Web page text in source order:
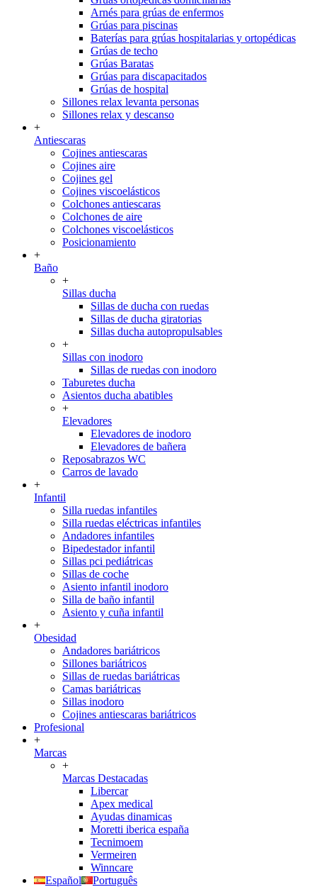
Arnés para grúas de enfermos
Grúas para piscinas
Baterías para grúas hospitalarias y ortopédicas
Grúas de techo
Grúas Baratas
Grúas para discapacitados
Grúas de hospital
Sillones relax levanta personas
Sillones relax y descanso
+
Antiescaras
Cojines antiescaras
Cojines aire
Cojines gel
Cojines viscoelásticos
Colchones antiescaras
Colchones de aire
Colchones viscoelásticos
Posicionamiento
+
Baño
+
Sillas ducha
Sillas de ducha con ruedas
Sillas de ducha giratorias
Sillas ducha autopropulsables
+
Sillas con inodoro
Sillas de ruedas con inodoro
Taburetes ducha
Asientos ducha abatibles
+
Elevadores
Elevadores de inodoro
Elevadores de bañera
Reposabrazos WC
Carros de lavado
+
Infantil
Silla ruedas infantiles
Silla ruedas eléctricas infantiles
Andadores infantiles
Bipedestador infantil
Sillas pci pediátricas
Sillas de coche
Asiento infantil inodoro
Silla de baño infantil
Asiento y cuña infantil
+
Obesidad
Andadores bariátricos
Sillones bariátricos
Sillas de ruedas bariátricas
Camas bariátricas
Sillas inodoro
Cojines antiescaras bariátricos
Profesional
+
Marcas
+
Marcas Destacadas
Libercar
Apex medical
Ayudas dinamicas
Moretti iberica españa
Tecnimoem
Vermeiren
Winncare
Español
Português